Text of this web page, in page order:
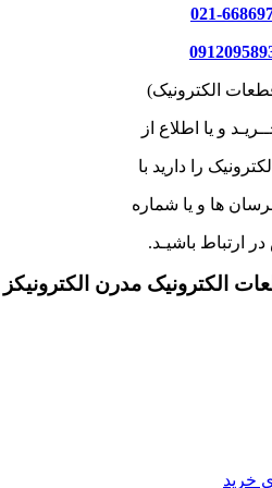
الکترونیک)
و یا اطلاع از
را دارید با
ها و یا شماره
ارتباط باشیـد.
الکترونیک مدرن الکترونیکز
خرید